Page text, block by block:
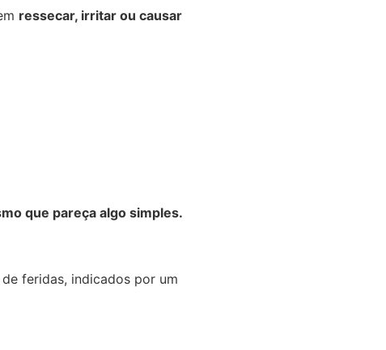
ressecar, irritar ou causar
que pareça algo simples.
feridas, indicados por um